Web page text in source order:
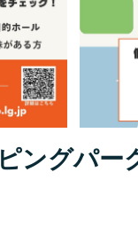
ングパー